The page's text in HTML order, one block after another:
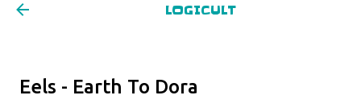
LOGICULT
Eels - Earth To Dora